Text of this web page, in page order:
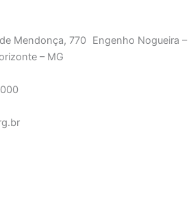
Mendonça, 770 Engenho Nogueira –
– MG